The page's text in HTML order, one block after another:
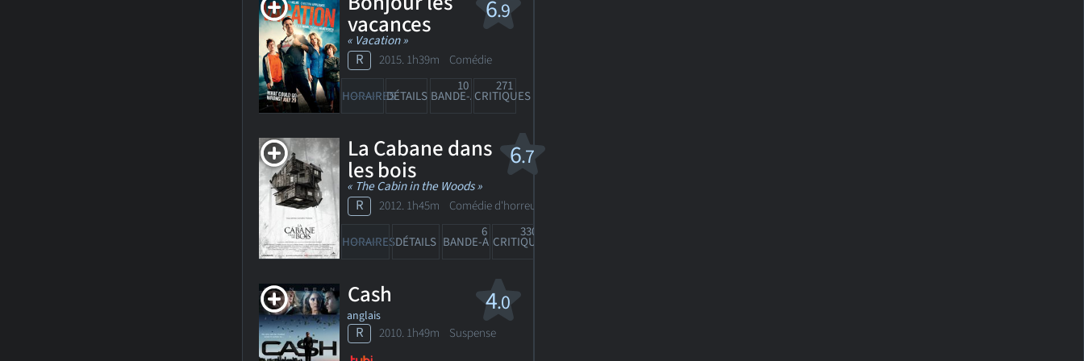
6.9
vacances
« Vacation »
R 2015. 1h39m Comédie
HORAIRESDÉTAILS BANDE-ANN
10
CRITIQUES
271
6.7
La Cabane dans
les bois
« The Cabin in the Woods »
R 2012. 1h45m Comédie d'horreur
HORAIRESDÉTAILS BANDE-ANN
6
CRITIQUES
330
4.0
Cash
anglais
R 2010. 1h49m Suspense